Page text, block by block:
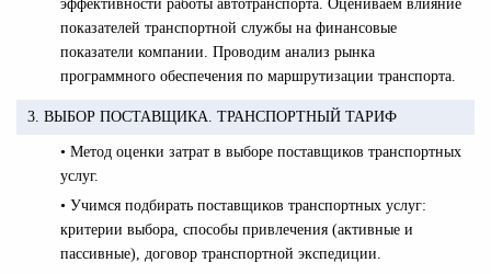
эффективности работы автотранспорта. Оцениваем влияние
показателей транспортной службы на финансовые
показатели компании. Проводим анализ рынка
программного обеспечения по маршрутизации транспорта.
3. ВЫБОР ПОСТАВЩИКА. ТРАНСПОРТНЫЙ ТАРИФ
• Метод оценки затрат в выборе поставщиков транспортных
услуг.
• Учимся подбирать поставщиков транспортных услуг:
критерии выбора, способы привлечения (активные и
пассивные), договор транспортной экспедиции.